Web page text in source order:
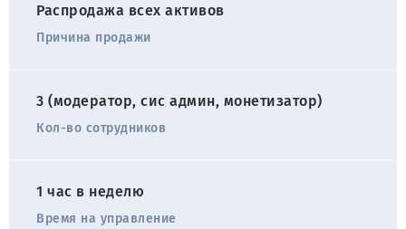
Распродажа всех активов
Причина продажи
3 (модератор, сис админ, монетизатор)
Кол-во сотрудников
1 час в неделю
Время на управление